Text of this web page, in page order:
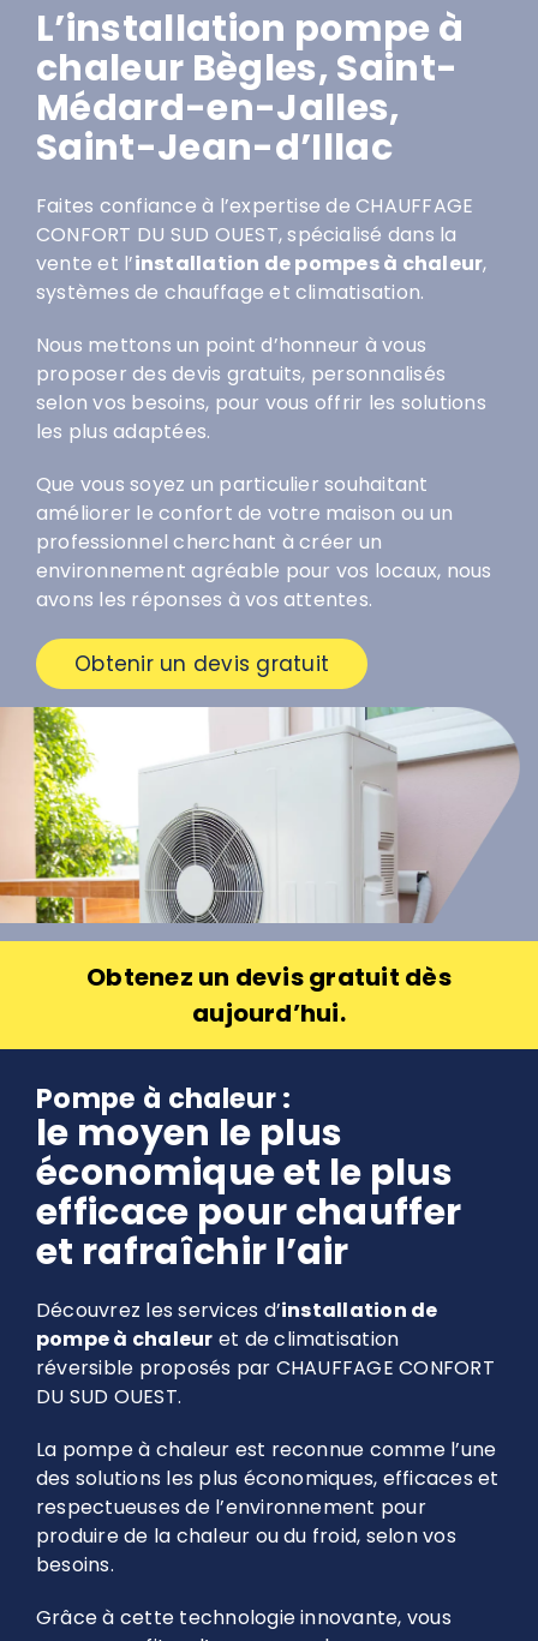
L’installation pompe à
chaleur Bègles, Saint-
Médard-en-Jalles,
Saint-Jean-d’Illac
Faites confiance à l’expertise de CHAUFFAGE
CONFORT DU SUD OUEST, spécialisé dans la
vente et l’installation de pompes à chaleur,
systèmes de chauffage et climatisation.
Nous mettons un point d’honneur à vous
proposer des devis gratuits, personnalisés
selon vos besoins, pour vous offrir les solutions
les plus adaptées.
Que vous soyez un particulier souhaitant
améliorer le confort de votre maison ou un
professionnel cherchant à créer un
environnement agréable pour vos locaux, nous
avons les réponses à vos attentes.
Obtenir un devis gratuit
Obtenez un devis gratuit dès
aujourd’hui.
Pompe à chaleur :
le moyen le plus
économique et le plus
efficace pour chauffer
et rafraîchir l’air
Découvrez les services d’installation de
pompe à chaleur et de climatisation
réversible proposés par CHAUFFAGE CONFORT
DU SUD OUEST.
La pompe à chaleur est reconnue comme l’une
des solutions les plus économiques, efficaces et
respectueuses de l’environnement pour
produire de la chaleur ou du froid, selon vos
besoins.
Grâce à cette technologie innovante, vous